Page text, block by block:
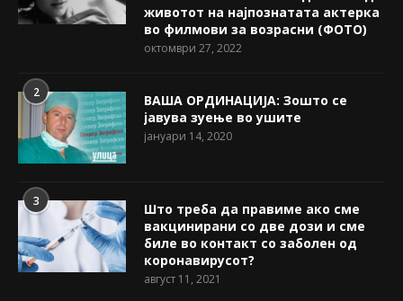
животот на најпознатата актерка
во филмови за возрасни (ФОТО)
октомври 27, 2022
2
ВАША ОРДИНАЦИЈА: Зошто се
јавува зуење во ушите
јануари 14, 2020
3
Што треба да правиме ако сме
вакцинирани со две дози и сме
биле во контакт со заболен од
коронавирусот?
август 11, 2021